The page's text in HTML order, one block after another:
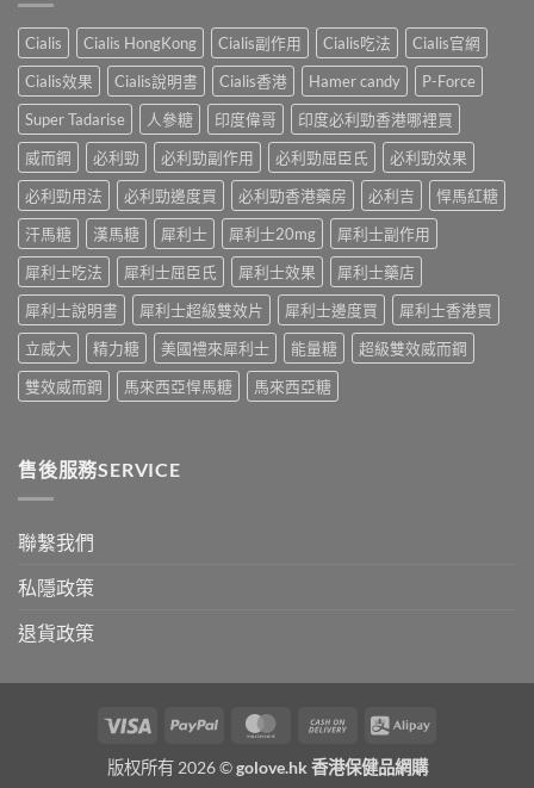
讀
的
正
確
用
法〉
副
作
用
與
增
效
指
南，
香
男
性
必
讀〉
期
比
較：
邊
款
先
合
「長
期
理」？〉
中
勃
好、
自
慰
硬、
唯
同
老
婆
硬
——
呢
類
ED
係
「壞
心
因
Cialis Cialis HongKong Cialis副作用 Cialis吃法
Cialis官網
Cialis效果
Cialis說明書 Cialis香港 Hamer candy
P-Force
Super Tadarise
人參糖 印度偉哥
印度必利勁香港哪裡買
威而鋼
必利勁 必利勁副作用 必利勁屈臣氏
必利勁效果
必利勁用法
必利勁邊度買 必利勁香港藥房 必利吉
悍馬紅糖
汗馬糖
漢馬糖 犀利士 犀利士20mg
犀利士副作用
犀利士吃法
犀利士屈臣氏 犀利士效果
犀利士藥店
犀利士說明書
犀利士超級雙效片 犀利士邊度買
犀利士香港買
立威大
精力糖 美國禮來犀利士 能量糖
超級雙效威而鋼
雙效威而鋼
馬來西亞悍馬糖 馬來西亞糖
售後服務SERVICE
聯繫我們
私隱政策
退貨政策
Visa PayPal MasterCardCash
Delivery
Alipay
版权所有 2026 ©golove.hk 香港保健品網購